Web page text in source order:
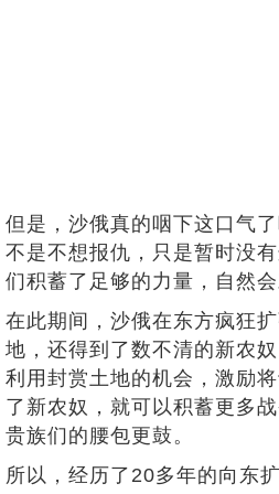
但是，沙俄真的咽下这口气
不是不想报仇，只是暂时没
们积蓄了足够的力量，自然会
在此期间，沙俄在东方疯狂
地，还得到了数不清的新农
利用封赏土地的机会，激励
了新农奴，就可以积蓄更多
贵族们的腰包更鼓。
所以，经历了20多年的向东